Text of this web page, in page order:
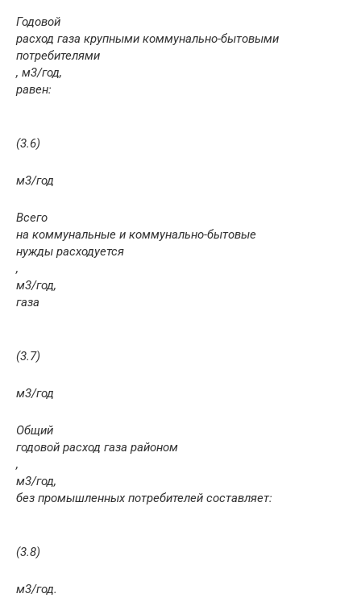
Годовой
расход газа крупными коммунально-бытовыми
потребителями
, м3/год,
равен:
(3.6)
м3/год
Всего
на коммунальные и коммунально-бытовые
нужды расходуется
,
м3/год,
газа
(3.7)
м3/год
Общий
годовой расход газа районом
,
м3/год,
без промышленных потребителей составляет:
(3.8)
м3/год.